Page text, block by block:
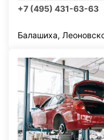
+7 (495) 431-63-63
Балашиха,